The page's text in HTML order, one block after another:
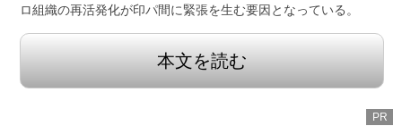
ロ組織の再活発化が印パ間に緊張を生む要因となっている。
本文を読む
PR